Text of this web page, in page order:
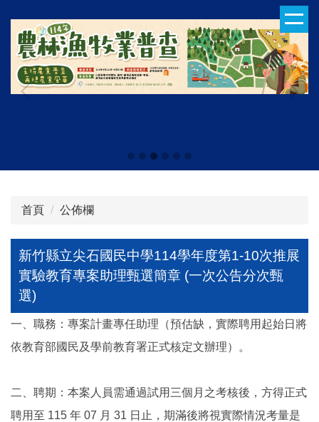
主
內
容
首頁 公佈欄
新竹縣立尖石國民中學114學年度第1-10次推展
實驗教育專案助理甄選簡章 (一次公告分次甄
選)
一、職務：專案計畫專任助理（預估缺，實際聘用起始日將
依教育部國民及學前教育署正式核定文辦理）。
二、聘期：本案人員需通過試用三個月之考核後，方得正式
聘用至 115 年 07 月 31 日止，期滿後將視實際情況考量是